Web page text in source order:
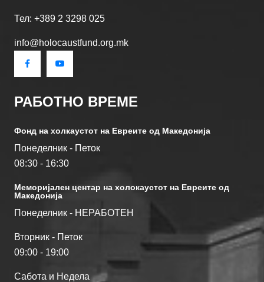
Тел: +389 2 3298 025
info@holocaustfund.org.mk
РАБОТНО ВРЕМЕ
Фонд на холкаустот на Евреите од Македониjа
Понеделник - Петок
08:30 - 16:30
Меморијален центар на холокаустот на Евреите од
Македонија
Понеделник - НЕРАБОТЕН
Вторник - Петок
09:00 - 19:00
Сабота и Недела